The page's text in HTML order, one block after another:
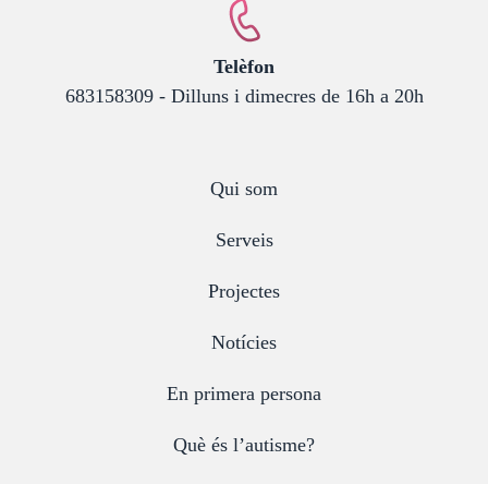
Telèfon
683158309 - Dilluns i dimecres de 16h a 20h
Qui som
Serveis
Projectes
Notícies
En primera persona
Què és l’autisme?